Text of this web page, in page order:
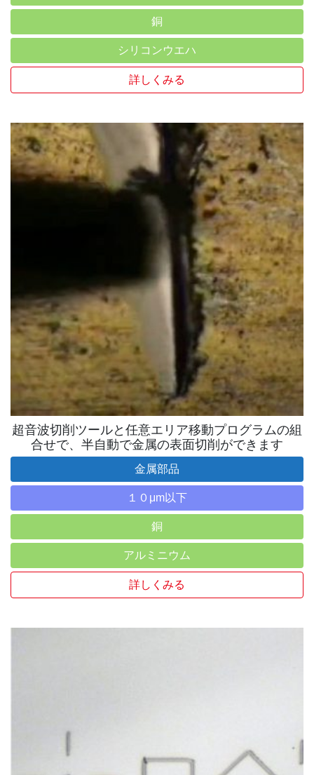
銅
シリコンウエハ
詳しくみる
超音波切削ツールと任意エリア移動プログラムの組
合せで、半自動で金属の表面切削ができます
金属部品
１０μm以下
銅
アルミニウム
詳しくみる